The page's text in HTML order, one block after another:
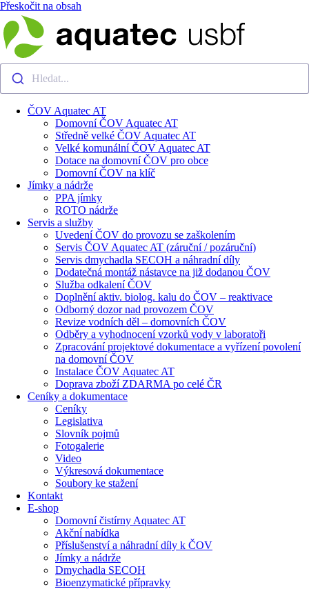
Přeskočit na obsah
Hledat...
ČOV Aquatec AT
Domovní ČOV Aquatec AT
Středně velké ČOV Aquatec AT
Velké komunální ČOV Aquatec AT
Dotace na domovní ČOV pro obce
Domovní ČOV na klíč
Jímky a nádrže
PPA jímky
ROTO nádrže
Servis a služby
Uvedení ČOV do provozu se zaškolením
Servis ČOV Aquatec AT (záruční / pozáruční)
Servis dmychadla SECOH a náhradní díly
Dodatečná montáž nástavce na již dodanou ČOV
Služba odkalení ČOV
Doplnění aktiv. biolog. kalu do ČOV – reaktivace
Odborný dozor nad provozem ČOV
Revize vodních děl – domovních ČOV
Odběry a vyhodnocení vzorků vody v laboratoři
Zpracování projektové dokumentace a vyřízení povolení
na domovní ČOV
Instalace ČOV Aquatec AT
Doprava zboží ZDARMA po celé ČR
Ceníky a dokumentace
Ceníky
Legislativa
Slovník pojmů
Fotogalerie
Video
Výkresová dokumentace
Soubory ke stažení
Kontakt
E-shop
Domovní čistírny Aquatec AT
Akční nabídka
Příslušenství a náhradní díly k ČOV
Jímky a nádrže
Dmychadla SECOH
Bioenzymatické přípravky